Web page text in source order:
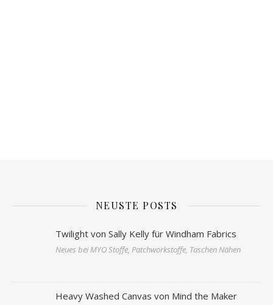
NEUSTE POSTS
Twilight von Sally Kelly für Windham Fabrics
Neues bei MYO Stoffe, Patchworkstoffe, Taschen Nähen
Heavy Washed Canvas von Mind the Maker